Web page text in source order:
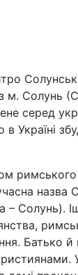
м. Солунь
серед
в Україні
назва
– Солунь).
Батько